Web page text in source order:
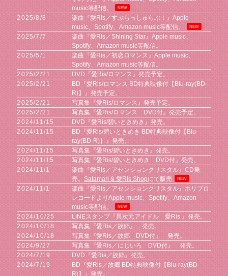
music等配信。
NEW
2025/8/8
楽曲『愛Ris／すぷらっしゅらぶ！』Apple
music、Spotify、Amazon music等配信。
NEW
2025/7/7
楽曲『愛Ris／Shining Star』Apple music、
Spotify、Amazon music等配信。
2025/5/1
楽曲『愛Ris／初恋ロマンス』Apple music、
Spotify、Amazon music等配信。
2025/2/21
DVD『愛Ris/ロマンス』発売予定。
2025/2/21
BD『愛Ris/ロマンス BD特典映像付【Blu-ray(BD-
R)】』発売予定。
2025/2/21
写真集『愛Ris/ロマンス』発売予定。
2025/2/21
写真集『愛Ris/ロマンス DVD付』発売予定。
2024/11/15
DVD『愛Ris/碧いときめき』発売。
2024/11/15
BD『愛Ris/碧いときめき BD特典映像付【Blu-
ray(BD-R)】』発売。
2024/11/15
写真集『愛Ris/碧いときめき』発売。
2024/11/15
写真集『愛Ris/碧いときめき DVD付』発売。
2024/11/1
楽曲『愛Ris／アセンションクリスタル』CD発
売。Satamari & 愛Ris Shopにて販売 NEW
2024/11/1
楽曲『愛Ris／アセンションクリスタル』ホリプロ
レコードよりApple music、Spotify、Amazon
music等配信。
NEW
2024/10/25
LINEスタンプ『異次元アイドル 愛Ris 』発売。
2024/10/18
写真集『愛Ris／故郷』 発売。
2024/10/18
写真集『愛Ris／故郷 DVD付』 発売。
2024/9/27
写真集『愛Ris／にじいろ DVD付』 発売。
2024/7/19
DVD『愛Ris／故郷』発売。
2024/7/19
BD『愛Ris／故郷 BD特典映像付【Blu-ray(BD-
R)】』発売。